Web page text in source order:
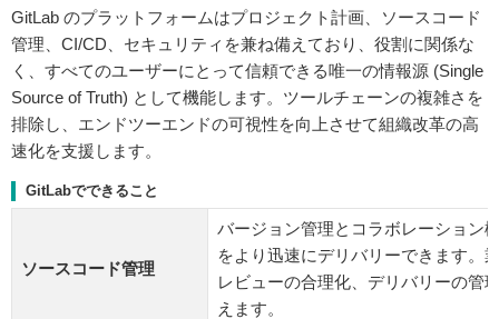
GitLab のプラットフォームはプロジェクト計画、ソースコード
管理、CI/CD、セキュリティを兼ね備えており、役割に関係な
く、すべてのユーザーにとって信頼できる唯一の情報源 (Single
Source of Truth) として機能します。ツールチェーンの複雑さを
排除し、エンドツーエンドの可視性を向上させて組織改革の高
速化を支援します。
GitLabでできること
ソースコード管理
バージョン管理とコラボレーション
をより迅速にデリバリーできます。
レビューの合理化、デリバリーの管
えます。